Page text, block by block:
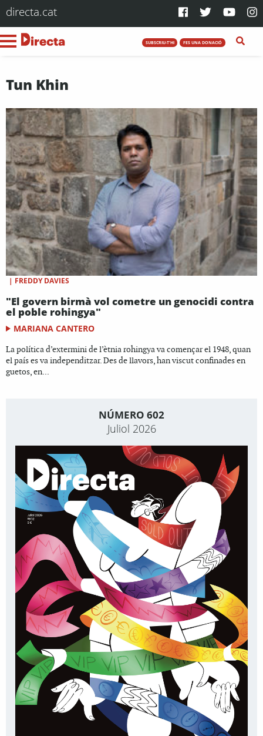
directa.cat
SUBSCRIU-T'HI FES UNA DONACIÓ
Tun Khin
| FREDDY DAVIES
"El govern birmà vol cometre un genocidi contra
el poble rohingya"
MARIANA CANTERO
La política d’extermini de l’ètnia rohingya va començar el 1948, quan
el país es va independitzar. Des de llavors, han viscut confinades en
guetos, en...
NÚMERO 602
Juliol 2026